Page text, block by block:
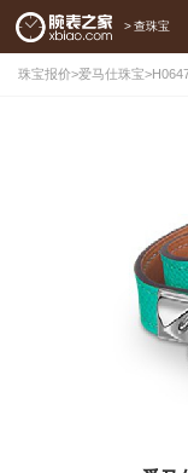
> 查珠宝
珠宝报价>爱马仕珠宝>